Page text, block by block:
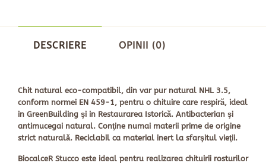
DESCRIERE OPINII (0)
Chit natural eco-compatibil, din var pur natural NHL 3.5,
conform normei EN 459-1, pentru o chituire care respiră, ideal
in GreenBuilding şi in Restaurarea Istorică. Antibacterian şi
antimucegai natural. Conţine numai materii prime de origine
strict naturală. Reciclabil ca material inert la sfarşitul vieţii.
BiocalceR Stucco este ideal pentru realizarea chituirii rosturilor